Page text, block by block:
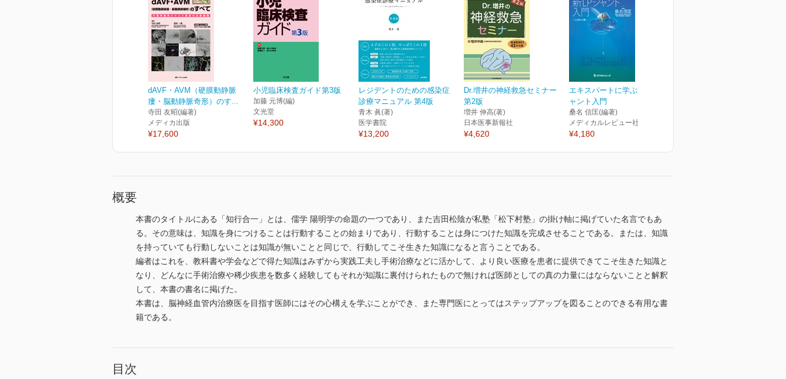
dAVF・AVM（硬膜動静脈
瘻・脳動静脈奇形）のす...
寺田 友昭(編著)
メディカ出版
¥17,600
小児臨床検査ガイド第3版
加藤 元博(編)
文光堂
¥14,300
レジデントのための感染症
診療マニュアル 第4版
青木 眞(著)
医学書院
¥13,200
Dr.増井の神経救急セミナー
第2版
増井 伸高(著)
日本医事新報社
¥4,620
エキスパートに学ぶ新LPシ
ャント入門
桑名 信匡(編著)
メディカルレビュー社
¥4,180
概要
本書のタイトルにある「知行合一」とは、儒学 陽明学の命題の一つであり、また吉田松陰が私塾「松下村塾」の掛け軸に掲げていた名言でもあ
る。その意味は、知識を身につけることは行動することの始まりであり、行動することは身につけた知識を完成させることである。または、知識
を持っていても行動しないことは知識が無いことと同じで、行動してこそ生きた知識になると言うことである。
編者はこれを、教科書や学会などで得た知識はみずから実践工夫し手術治療などに活かして、より良い医療を患者に提供できてこそ生きた知識と
なり、どんなに手術治療や稀少疾患を数多く経験してもそれが知識に裏付けられたもので無ければ医師としての真の力量にはならないことと解釈
して、本書の書名に掲げた。
本書は、脳神経血管内治療医を目指す医師にはその心構えを学ぶことができ、また専門医にとってはステップアップを図ることのできる有用な書
籍である。
目次